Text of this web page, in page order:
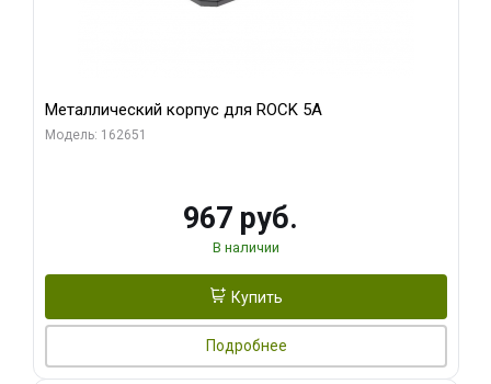
Металлический корпус для ROCK 5A
Модель: 162651
967 руб.
В наличии
Купить
Подробнее